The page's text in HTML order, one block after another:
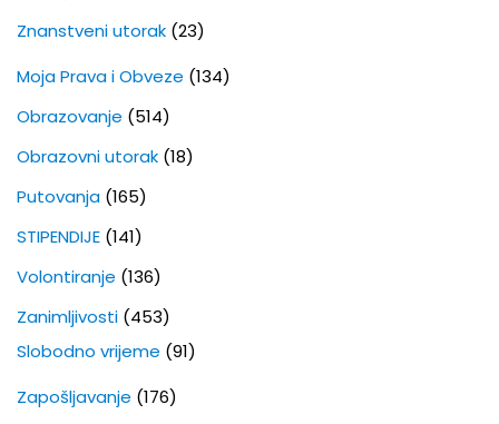
Znanstveni utorak (23)
Moja Prava i Obveze (134)
Obrazovanje (514)
Obrazovni utorak (18)
Putovanja (165)
STIPENDIJE (141)
Volontiranje (136)
Zanimljivosti (453)
Slobodno vrijeme (91)
Zapošljavanje (176)